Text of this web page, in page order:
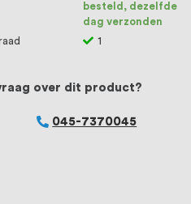
over dit product?
045-7370045
besteld, dezelfde
dag verzonden
1